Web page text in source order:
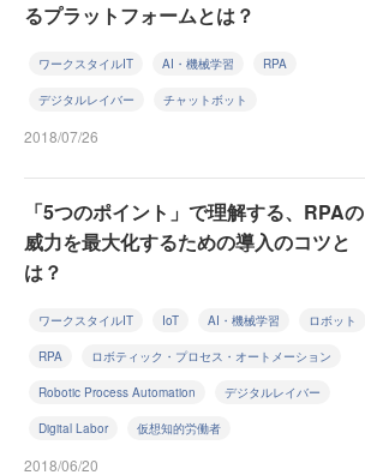
るプラットフォームとは？
ワークスタイルIT AI・機械学習 RPA
デジタルレイバー チャットボット
2018/07/26
「5つのポイント」で理解する、RPAの
威力を最大化するための導入のコツと
は？
ワークスタイルIT IoT AI・機械学習 ロボット
RPA ロボティック・プロセス・オートメーション
Robotic Process Automation デジタルレイバー
Digital Labor 仮想知的労働者
2018/06/20